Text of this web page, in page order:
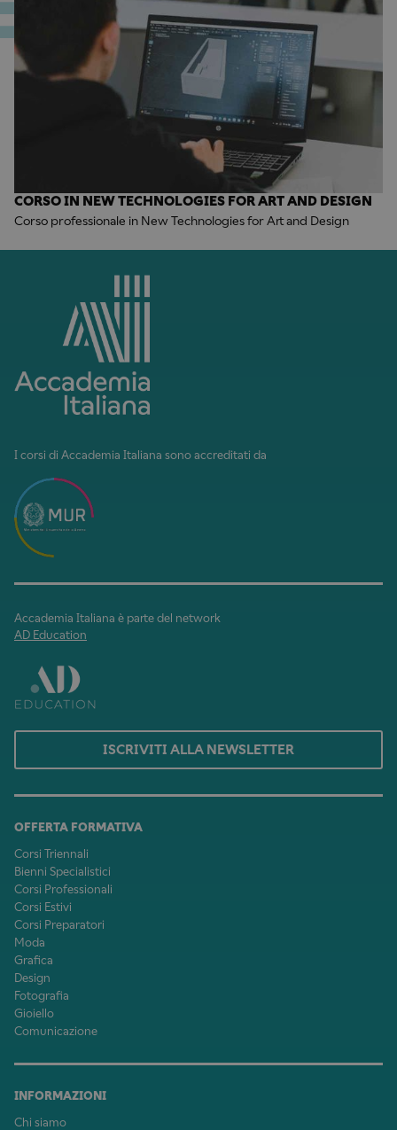
CORSO IN NEW TECHNOLOGIES FOR ART AND DESIGN
Corso professionale in New Technologies for Art and Design
I corsi di Accademia Italiana sono accreditati da
Accademia Italiana è parte del network
AD Education
ISCRIVITI ALLA NEWSLETTER
OFFERTA FORMATIVA
Corsi Triennali
Bienni Specialistici
Corsi Professionali
Corsi Estivi
Corsi Preparatori
Moda
Grafica
Design
Fotografia
Gioiello
Comunicazione
INFORMAZIONI
Chi siamo